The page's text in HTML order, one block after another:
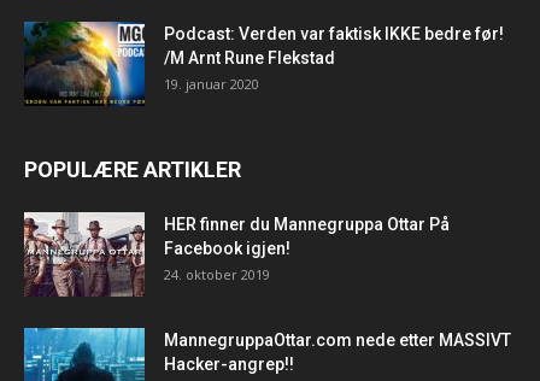
Podcast: Verden var faktisk IKKE bedre før!
/M Arnt Rune Flekstad
19. januar 2020
POPULÆRE ARTIKLER
HER finner du Mannegruppa Ottar På
Facebook igjen!
24. oktober 2019
MannegruppaOttar.com nede etter MASSIVT
Hacker-angrep!!